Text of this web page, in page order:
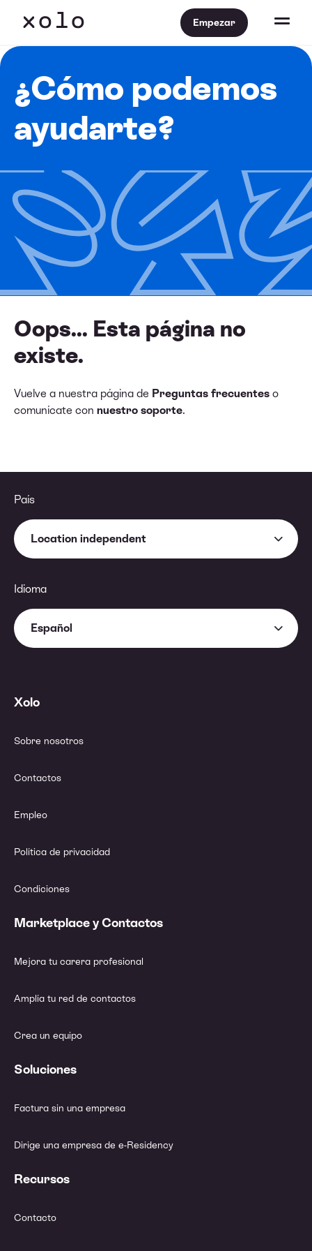
Empezar
¿Cómo podemos
ayudarte?
Oops... Esta página no
existe.
Vuelve a nuestra página de Preguntas frecuentes o
comunícate con nuestro soporte.
País
Location independent
Idioma
Español
Xolo
Sobre nosotros
Contactos
Empleo
Política de privacidad
Condiciones
Marketplace y Contactos
Mejora tu carera profesional
Amplía tu red de contactos
Crea un equipo
Soluciones
Factura sin una empresa
Dirige una empresa de e-Residency
Recursos
Contacto